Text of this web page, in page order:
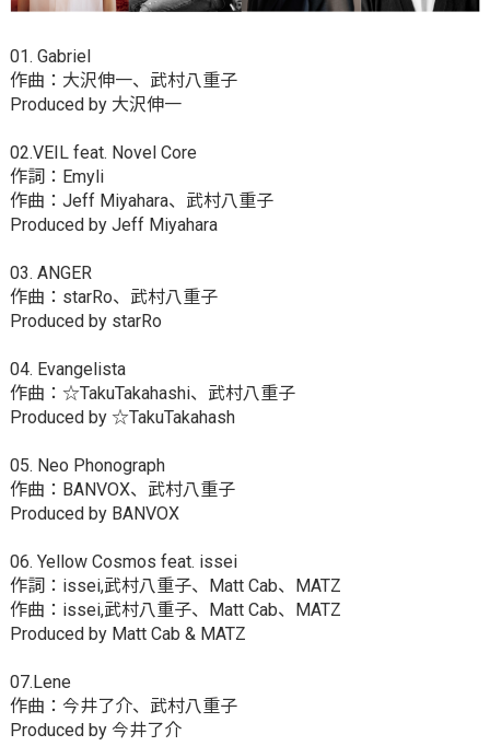
01. Gabriel
作曲：大沢伸一、武村八重子
Produced by 大沢伸一
02.VEIL feat. Novel Core
作詞：Emyli
作曲：Jeff Miyahara、武村八重子
Produced by Jeff Miyahara
03. ANGER
作曲：starRo、武村八重子
Produced by starRo
04. Evangelista
作曲：☆TakuTakahashi、武村八重子
Produced by ☆TakuTakahash
05. Neo Phonograph
作曲：BANVOX、武村八重子
Produced by BANVOX
06. Yellow Cosmos feat. issei
作詞：issei,武村八重子、Matt Cab、MATZ
作曲：issei,武村八重子、Matt Cab、MATZ
Produced by Matt Cab & MATZ
07.Lene
作曲：今井了介、武村八重子
Produced by 今井了介